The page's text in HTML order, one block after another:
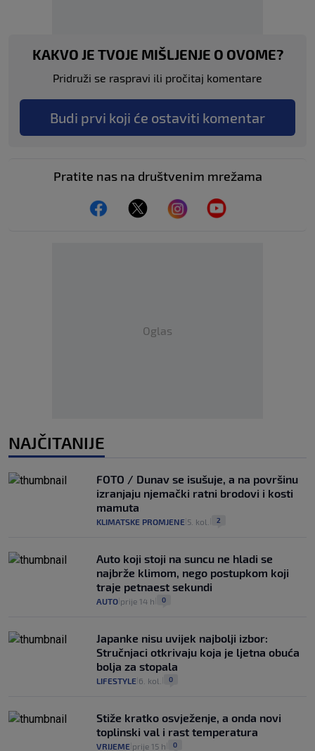
KAKVO JE TVOJE MIŠLJENJE O OVOME?
Pridruži se raspravi ili pročitaj komentare
Budi prvi koji će ostaviti komentar
Pratite nas na društvenim mrežama
Oglas
NAJČITANIJE
FOTO / Dunav se isušuje, a na površinu
izranjaju njemački ratni brodovi i kosti
mamuta
KLIMATSKE PROMJENE 5. kol. 2
Auto koji stoji na suncu ne hladi se
najbrže klimom, nego postupkom koji
traje petnaest sekundi
AUTO prije 14 h 0
Japanke nisu uvijek najbolji izbor:
Stručnjaci otkrivaju koja je ljetna obuća
bolja za stopala
LIFESTYLE 6. kol. 0
Stiže kratko osvježenje, a onda novi
toplinski val i rast temperatura
VRIJEME prije 15 h 0